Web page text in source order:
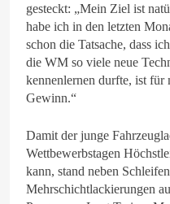
gesteckt: „Mein Ziel ist
habe ich in den letzten
schon die Tatsache, dass
die WM so viele neue
kennenlernen durfte, ist für
Gewinn.“
Damit der junge
Wettbewerbstagen
kann, stand neben
Mehrschichtlackierungen